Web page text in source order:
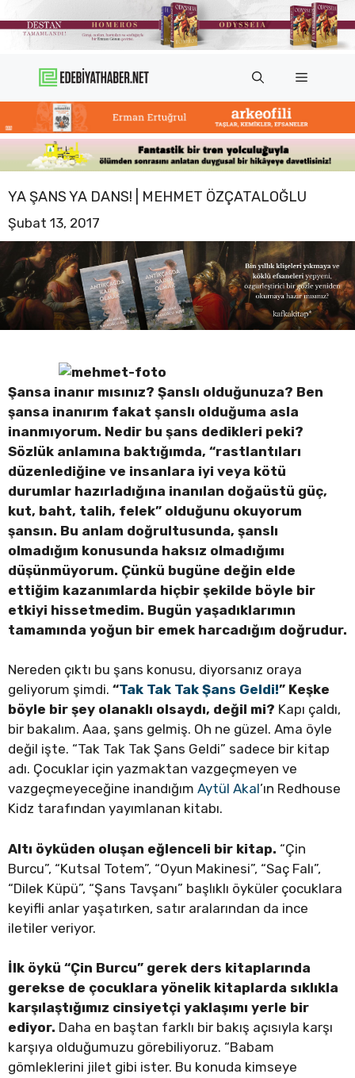
atla
Menü
YA ŞANS YA DANS! | MEHMET ÖZÇATALOĞLU
Şubat 13, 2017
Şansa inanır mısınız? Şanslı olduğunuza? Ben
şansa inanırım fakat şanslı olduğuma asla
inanmıyorum. Nedir bu şans dedikleri peki?
Sözlük anlamına baktığımda, “rastlantıları
düzenlediğine ve insanlara iyi veya kötü
durumlar hazırladığına inanılan doğaüstü güç,
kut, baht, talih, felek” olduğunu okuyorum
şansın. Bu anlam doğrultusunda, şanslı
olmadığım konusunda haksız olmadığımı
düşünmüyorum. Çünkü bugüne değin elde
ettiğim kazanımlarda hiçbir şekilde böyle bir
etkiyi hissetmedim. Bugün yaşadıklarımın
tamamında yoğun bir emek harcadığım doğrudur.
Nereden çıktı bu şans konusu, diyorsanız oraya
geliyorum şimdi. “Tak Tak Tak Şans Geldi!” Keşke
böyle bir şey olanaklı olsaydı, değil mi? Kapı çaldı,
bir bakalım. Aaa, şans gelmiş. Oh ne güzel. Ama öyle
değil işte. “Tak Tak Tak Şans Geldi” sadece bir kitap
adı. Çocuklar için yazmaktan vazgeçmeyen ve
vazgeçmeyeceğine inandığım Aytül Akal’ın Redhouse
Kidz tarafından yayımlanan kitabı.
Altı öyküden oluşan eğlenceli bir kitap. “Çin
Burcu”, “Kutsal Totem”, “Oyun Makinesi”, “Saç Falı”,
“Dilek Küpü”, “Şans Tavşanı” başlıklı öyküler çocuklara
keyifli anlar yaşatırken, satır aralarından da ince
iletiler veriyor.
İlk öykü “Çin Burcu” gerek ders kitaplarında
gerekse de çocuklara yönelik kitaplarda sıklıkla
karşılaştığımız cinsiyetçi yaklaşımı yerle bir
ediyor. Daha en baştan farklı bir bakış açısıyla karşı
karşıya olduğumuzu görebiliyoruz. “Babam
gömleklerini jilet gibi ister. Bu konuda kimseye